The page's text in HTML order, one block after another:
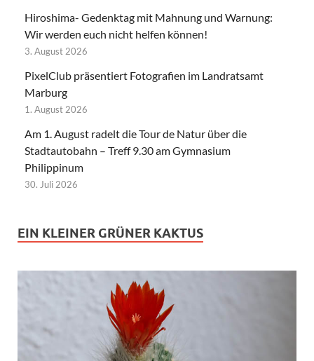
Hiroshima- Gedenktag mit Mahnung und Warnung:
Wir werden euch nicht helfen können!
3. August 2026
PixelClub präsentiert Fotografien im Landratsamt
Marburg
1. August 2026
Am 1. August radelt die Tour de Natur über die
Stadtautobahn – Treff 9.30 am Gymnasium
Philippinum
30. Juli 2026
EIN KLEINER GRÜNER KAKTUS